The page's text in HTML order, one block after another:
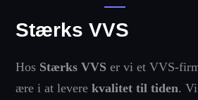
Stærks VVS
Hos Stærks VVS er vi et VVS-
ære i at leverekvalitet til tiden.